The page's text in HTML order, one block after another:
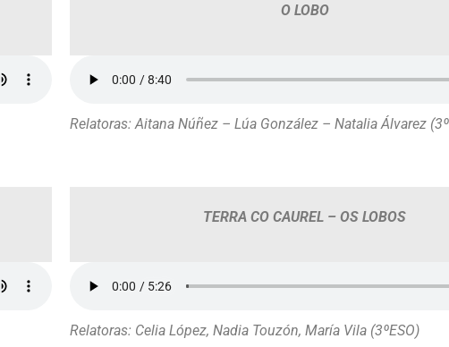
O LOBO
Relatoras: Aitana Núñez – Lúa González – Natalia Álvarez
TERRA CO CAUREL – OS LOBOS
Relatoras: Celia López, Nadia Touzón, María Vila (3ºESO)